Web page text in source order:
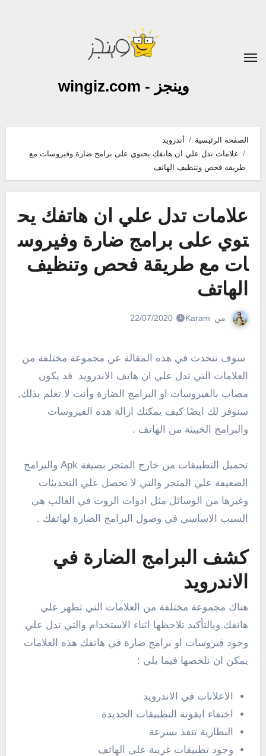
وينجز - wingiz.com
الصفحة الرئيسية
أندرويد
علامات تدل علي ان هاتفك يحتوي على برامج ضارة وفيروسات مع
طريقة فحص وتنظيف الهاتف
علامات تدل علي ان هاتفك يح
توي على برامج ضارة وفيروس
ات مع طريقة فحص وتنظيف
الهاتف
من Karam
22/07/2020
سوف نتحدث في هذه المقالة عن مجموعة مختلفة من
العلامات التي تدل علي ان هاتف الاندرويد قد يكون
مصاب بالفيروسات او البرامج الضارة وأنت لا تعلم بذلك,
سنوفر لك ايضًا كيف يمكنك ازالة هذه الفيروسات
والبرامج الخبيثة من الهاتف .
تحميل التطبيقات من خارج المتجر بصيغة Apk والبرامج
الضعيفة علي المتجر والتي لا تحصل علي التحديثات
وغيرها من الوسائل مثل ادوات الروت في الغالب هي
السبب الاساسي في وصول البرامج الضارة لهاتفك .
كشف البرامج الضارة في
الاندرويد
هناك مجموعة مختلفة من العلامات التي تظهر علي
هاتفك وبالتأكيد تلاحظها اثناء الاستخدام والتي تدل علي
وجود فيروسات او برامج ضارة في هاتفك هذه العلامات
يمكن ان نلخصها فيما يلي :
الاعلانات في الاندرويد
اختفاء ايقونة التطبيقات الجديدة
البطارية تنفذ بسرعة
وجود تطبيقات غريبة علي الهاتف